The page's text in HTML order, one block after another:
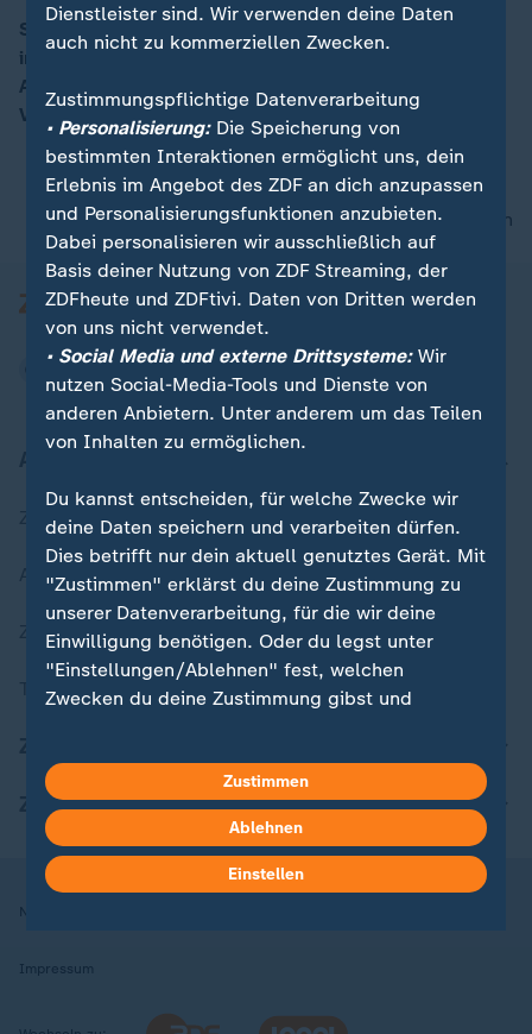
Sabotage und Spionage: Bei der Sicherheitskonferenz
in Kiel warnen Politiker vor Russlands hybriden
Aktivitäten in der Ostsee. Europa soll seine
Verteidigung stärken.
nach oben
Zuletzt veröffentlicht
Aktuelle Sendungs-Videos
ZDFheute Stories
Themen im Überblick
ZDFheute Apps
Nutzungsbedingungen
Impressum
Dienstleister sind. Wir verwenden deine Daten
auch nicht zu kommerziellen Zwecken.
Zustimmungspflichtige Datenverarbeitung
• Personalisierung:Die Speicherung von
bestimmten Interaktionen ermöglicht uns, dein
Erlebnis im Angebot des ZDF an dich anzupassen
und Personalisierungsfunktionen anzubieten.
Dabei personalisieren wir ausschließlich auf
Basis deiner Nutzung von ZDF Streaming, der
ZDFheute und ZDFtivi. Daten von Dritten werden
von uns nicht verwendet.
• Social Media und externe Drittsysteme:Wir
nutzen Social-Media-Tools und Dienste von
anderen Anbietern. Unter anderem um das Teilen
von Inhalten zu ermöglichen.
Du kannst entscheiden, für welche Zwecke wir
deine Daten speichern und verarbeiten dürfen.
Dies betrifft nur dein aktuell genutztes Gerät. Mit
"Zustimmen" erklärst du deine Zustimmung zu
unserer Datenverarbeitung, für die wir deine
Einwilligung benötigen. Oder du legst unter
"Einstellungen/Ablehnen" fest, welchen
Zwecken du deine Zustimmung gibst und
in deinen Einstellungen widerrufen oder ändern.
Hier findest du das Impressum.
Weitere Informationen findest du in unserer
Datenschutzerklärung.
Zustimmen
Ablehnen
Einstellen